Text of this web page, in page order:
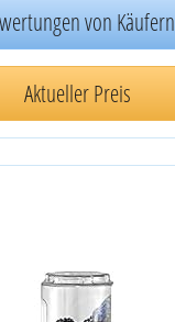
von Käufern
Aktueller Preis